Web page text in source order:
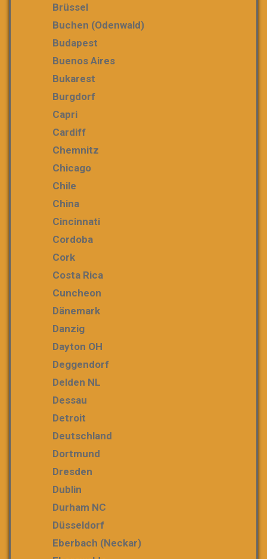
Brüssel
Buchen (Odenwald)
Budapest
Buenos Aires
Bukarest
Burgdorf
Capri
Cardiff
Chemnitz
Chicago
Chile
China
Cincinnati
Cordoba
Cork
Costa Rica
Cuncheon
Dänemark
Danzig
Dayton OH
Deggendorf
Delden NL
Dessau
Detroit
Deutschland
Dortmund
Dresden
Dublin
Durham NC
Düsseldorf
Eberbach (Neckar)